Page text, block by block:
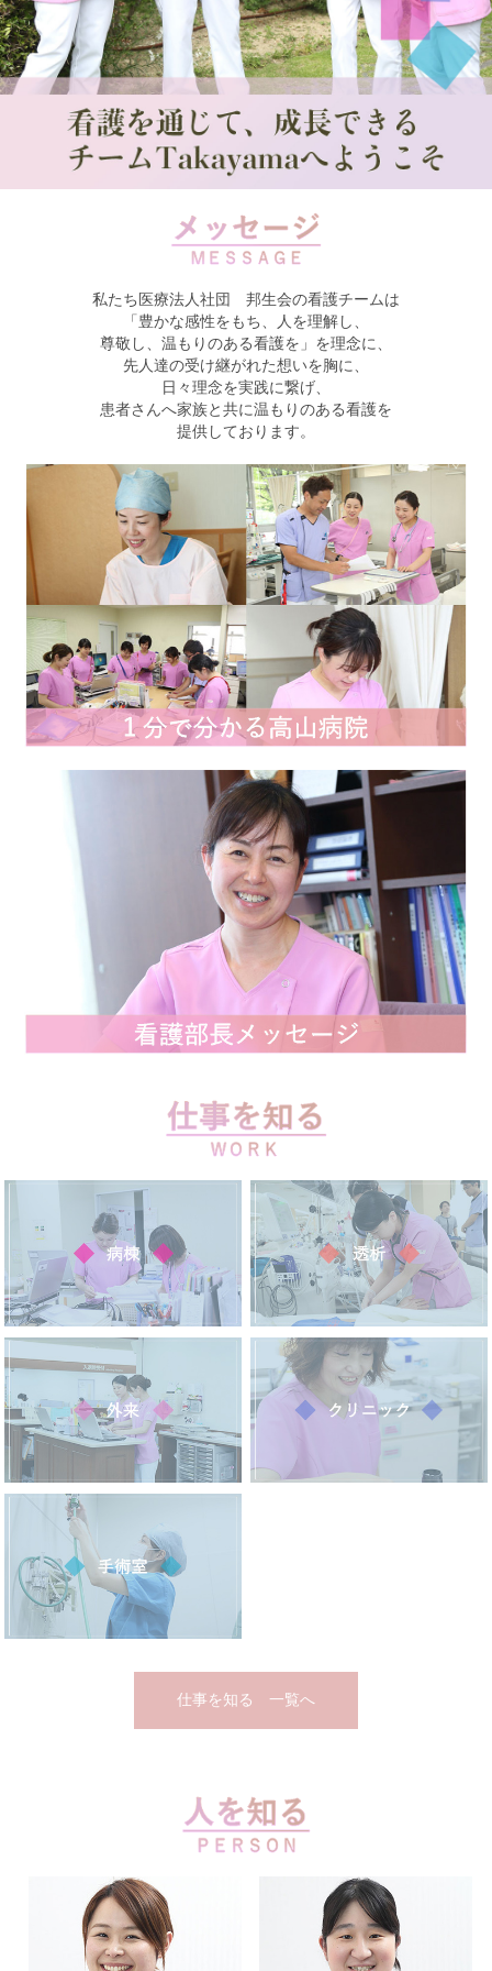
私たち医療法人社団 邦生会の看護チームは
「豊かな感性をもち、人を理解し、
尊敬し、温もりのある看護を」を理念に、
先人達の受け継がれた想いを胸に、
日々理念を実践に繋げ、
患者さんへ家族と共に温もりのある看護を
提供しております。
仕事を知る 一覧へ